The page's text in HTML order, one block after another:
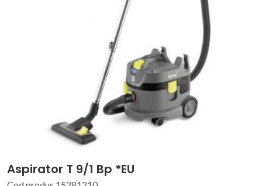
Aspirator T 9/1 Bp *EU